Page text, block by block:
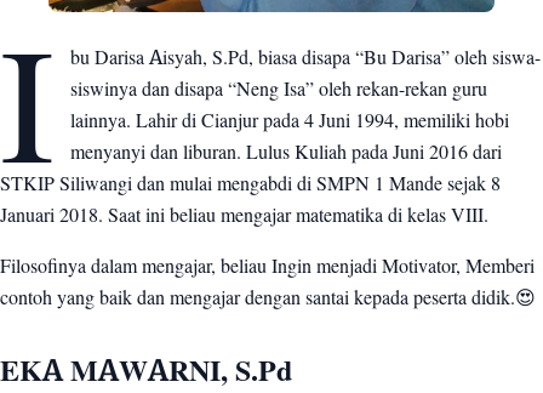
I
bu Darisa Aisyah, S.Pd, biasa disapa “Bu Darisa” oleh siswa-
siswinya dan disapa “Neng Isa” oleh rekan-rekan guru
lainnya. Lahir di Cianjur pada 4 Juni 1994, memiliki hobi
menyanyi dan liburan. Lulus Kuliah pada Juni 2016 dari
STKIP Siliwangi dan mulai mengabdi di SMPN 1 Mande sejak 8
Januari 2018. Saat ini beliau mengajar matematika di kelas VIII.
Filosofinya dalam mengajar, beliau Ingin menjadi Motivator, Memberi
contoh yang baik dan mengajar dengan santai kepada peserta didik.😍
EKA MAWARNI, S.Pd